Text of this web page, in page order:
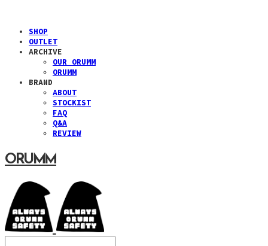
SHOP
OUTLET
ARCHIVE
OUR ORUMM
ORUMM
BRAND
ABOUT
STOCKIST
FAQ
Q&A
REVIEW
ORUMM